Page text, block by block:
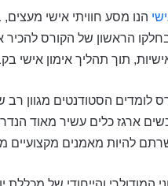
הנו מסע חוויתי אישי מעצים,
הראשון של הקורס
תוך תהליך אימון אישי
לומדים הסטודנטים מגוון רב
ארגז כלים עשיר מאוד
להיות מאמנים מקצועיים